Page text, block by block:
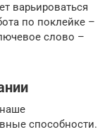
варьироваться
по поклейке –
слово –
способности.